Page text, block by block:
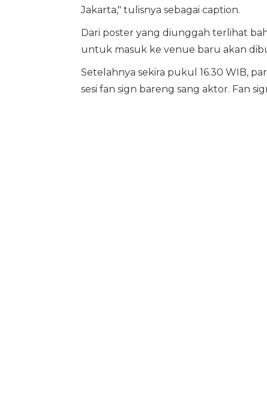
Jakarta," tulisnya sebagai caption.
Dari poster yang diunggah terlihat
untuk masuk ke venue baru akan
Setelahnya sekira pukul 16.30 WIB,
sesi fan sign bareng sang aktor. Fan